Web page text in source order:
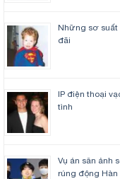
Những sơ suất
đãi
IP điện thoại
tình
Vụ án săn ảnh
rúng động Hàn